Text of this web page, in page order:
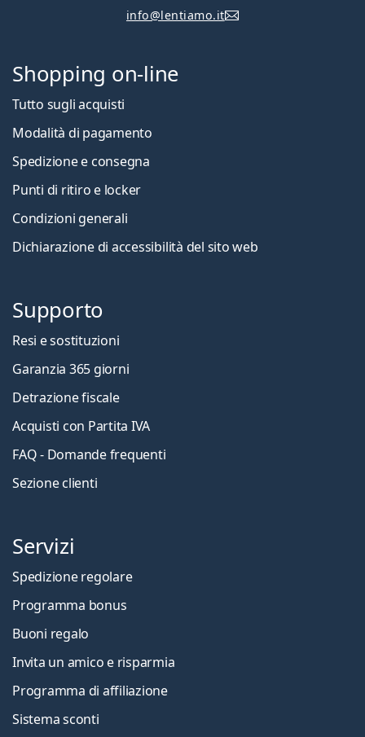
info@lentiamo.it
Shopping on-line
Tutto sugli acquisti
Modalità di pagamento
Spedizione e consegna
Punti di ritiro e locker
Condizioni generali
Dichiarazione di accessibilità del sito web
Supporto
Resi e sostituzioni
Garanzia 365 giorni
Detrazione fiscale
Acquisti con Partita IVA
FAQ - Domande frequenti
Sezione clienti
Servizi
Spedizione regolare
Programma bonus
Buoni regalo
Invita un amico e risparmia
Programma di affiliazione
Sistema sconti